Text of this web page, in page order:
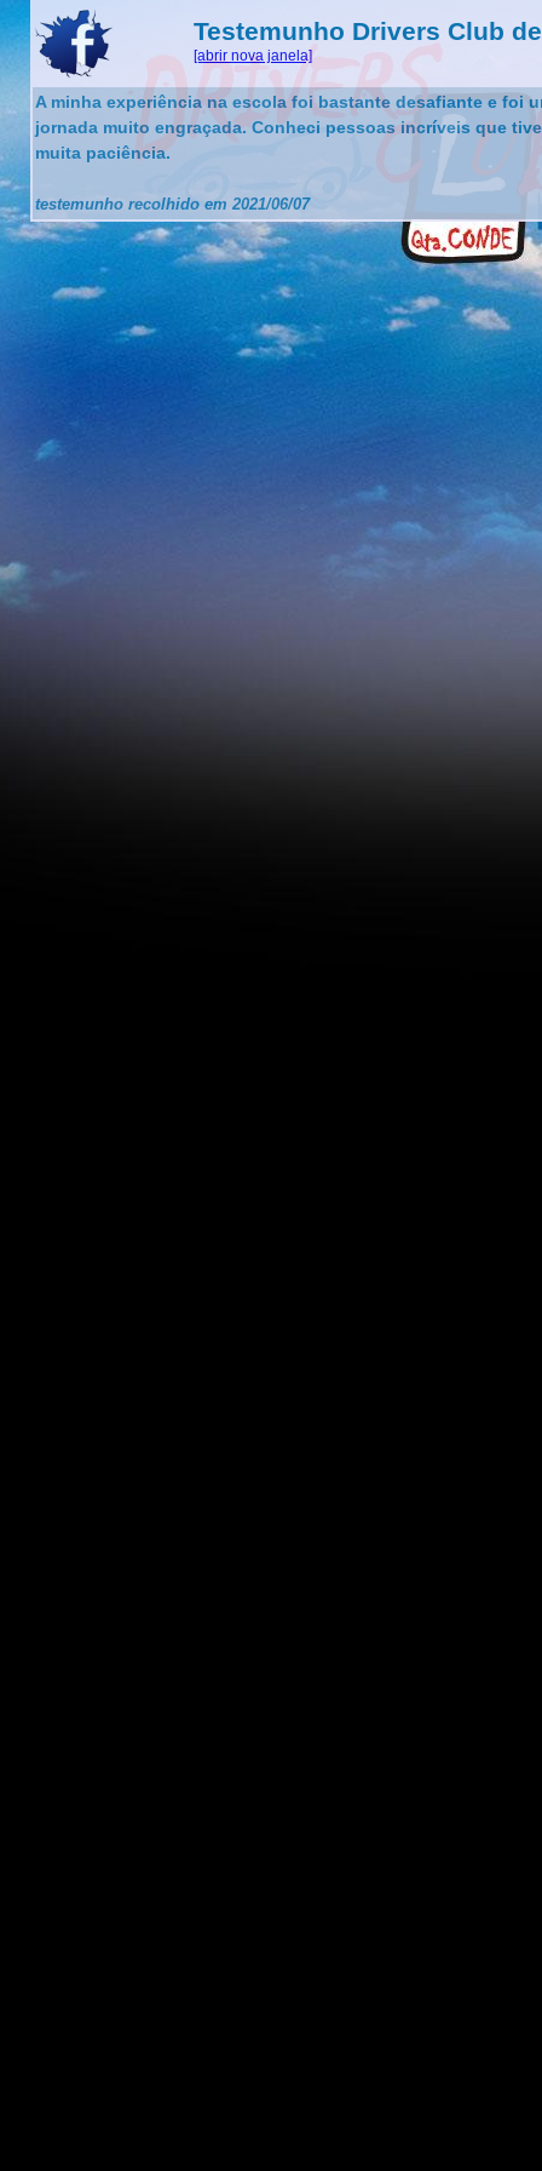
Testemunho Drivers Club
[abrir nova janela]
A minha experiência na escola foi bastante desafiante e foi
jornada muito engraçada. Conheci pessoas incríveis que
muita paciência.
testemunho recolhido em 2021/06/07